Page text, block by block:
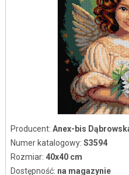
Producent: Anex-bis
Numer katalogowy: S3594
Rozmiar: 40x40 cm
Dostępność: na magazynie